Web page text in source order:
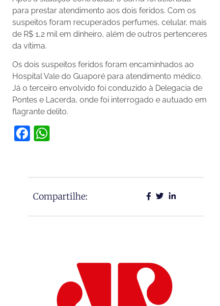
para prestar atendimento aos dois feridos. Com os
suspeitos foram recuperados perfumes, celular, mais
de R$ 1,2 mil em dinheiro, além de outros pertenceres
da vítima.
Os dois suspeitos feridos foram encaminhados ao
Hospital Vale do Guaporé para atendimento médico.
Já o terceiro envolvido foi conduzido à Delegacia de
Pontes e Lacerda, onde foi interrogado e autuado em
flagrante delito.
Facebook
Compartilhe: